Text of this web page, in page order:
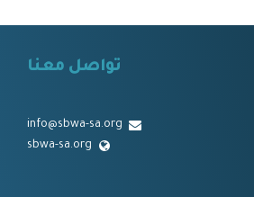
تواصل معنا
info@sbwa-sa.org
sbwa-sa.org